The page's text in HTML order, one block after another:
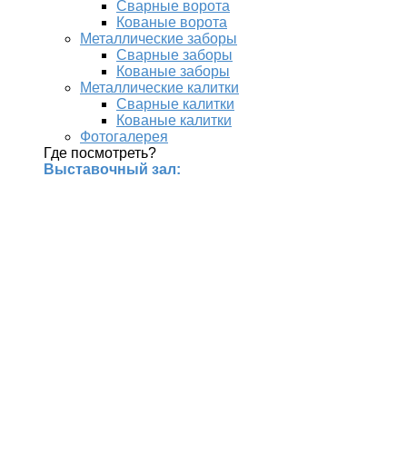
Сварные ворота
Кованые ворота
Металлические заборы
Сварные заборы
Кованые заборы
Металлические калитки
Сварные калитки
Кованые калитки
Фотогалерея
Где посмотреть?
Выставочный зал: